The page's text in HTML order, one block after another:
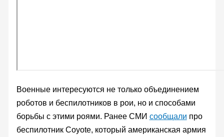
Военные интересуются не только объединением
роботов и беспилотников в рои, но и способами
борьбы с этими роями. Ранее СМИ сообщали про
беспилотник Coyote, который американская армия